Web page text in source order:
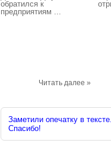
обратился к
предприятиям ...
Читать далее »
Заметили опечатку в
Спасибо!